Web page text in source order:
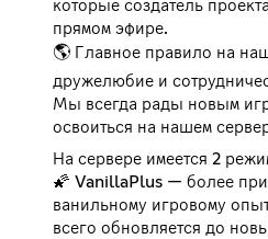
которые создатель
прямом эфире.
🌎 Главное правило на
дружелюбие и
Мы всегда рады новым
освоиться на нашем
На сервере имеется 2
🌠 VanillaPlus — более
ванильному игровому
всего обновляется до